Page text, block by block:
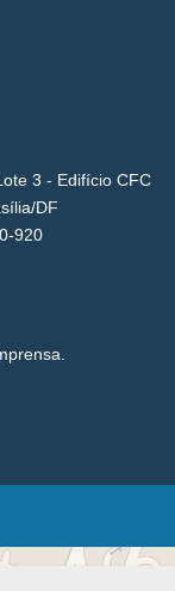
3 - Edifício CFC
DF
920